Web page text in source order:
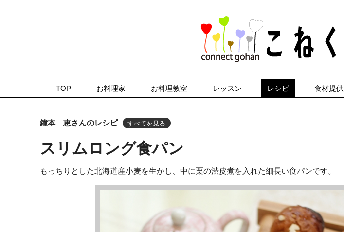
TOP お料理家 お料理教室 レッスン レシピ 食材提供
鐘本 恵さんのレシピ すべてを見る
スリムロング食パン
もっちりとした北海道産小麦を生かし、中に栗の渋皮煮を入れた細長い食パンです。